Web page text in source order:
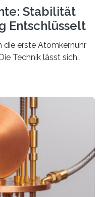
Stabilität
Entschlüsselt
die erste Atomkernuhr
Technik lässt sich
Thorium-
man jahrzehntelang
passenden
2024 gelang
Durchbruch:
wurde
zeigen, dass sich
um hochpräzise…